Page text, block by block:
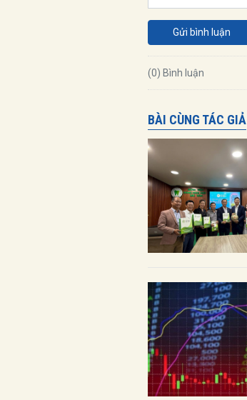
Gửi bình luận
(0) Bình luận
BÀI CÙNG TÁC GIẢ